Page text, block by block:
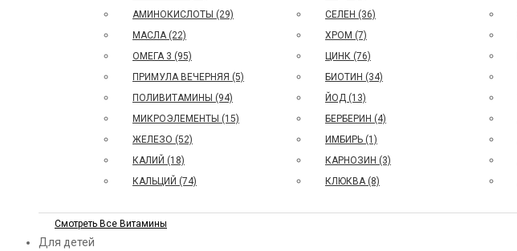
АМИНОКИСЛОТЫ (29)
МАСЛА (22)
ОМЕГА 3 (95)
ПРИМУЛА ВЕЧЕРНЯЯ (5)
ПОЛИВИТАМИНЫ (94)
МИКРОЭЛЕМЕНТЫ (15)
ЖЕЛЕЗО (52)
КАЛИЙ (18)
КАЛЬЦИЙ (74)
СЕЛЕН (36)
ХРОМ (7)
ЦИНК (76)
БИОТИН (34)
ЙОД (13)
БЕРБЕРИН (4)
ИМБИРЬ (1)
КАРНОЗИН (3)
КЛЮКВА (8)
Смотреть Все Витамины
Для детей